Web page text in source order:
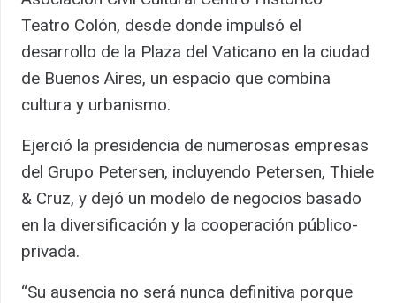
Teatro Colón, desde donde impulsó el
desarrollo de la Plaza del Vaticano en la ciudad
de Buenos Aires, un espacio que combina
cultura y urbanismo.
Ejerció la presidencia de numerosas empresas
del Grupo Petersen, incluyendo Petersen, Thiele
& Cruz, y dejó un modelo de negocios basado
en la diversificación y la cooperación público-
privada.
“Su ausencia no será nunca definitiva porque